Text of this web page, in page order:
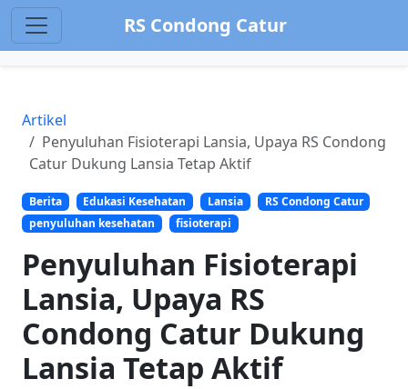
RS Condong Catur
Artikel
Penyuluhan Fisioterapi Lansia, Upaya RS Condong
Catur Dukung Lansia Tetap Aktif
Berita Edukasi Kesehatan Lansia
RS Condong Catur
penyuluhan kesehatan
fisioterapi
Penyuluhan Fisioterapi
Lansia, Upaya RS
Condong Catur Dukung
Lansia Tetap Aktif